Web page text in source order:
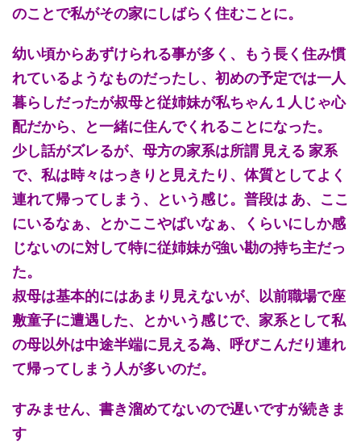
のことで私がその家にしばらく住むことに。
幼い頃からあずけられる事が多く、もう長く住み慣
れているようなものだったし、初めの予定では一人
暮らしだったが叔母と従姉妹が私ちゃん１人じゃ心
配だから、と一緒に住んでくれることになった。
少し話がズレるが、母方の家系は所謂 見える 家系
で、私は時々はっきりと見えたり、体質としてよく
連れて帰ってしまう、という感じ。普段は あ、ここ
にいるなぁ、とかここやばいなぁ、くらいにしか感
じないのに対して特に従姉妹が強い勘の持ち主だっ
た。
叔母は基本的にはあまり見えないが、以前職場で座
敷童子に遭遇した、とかいう感じで、家系として私
の母以外は中途半端に見える為、呼びこんだり連れ
て帰ってしまう人が多いのだ。
すみません、書き溜めてないので遅いですが続きま
す